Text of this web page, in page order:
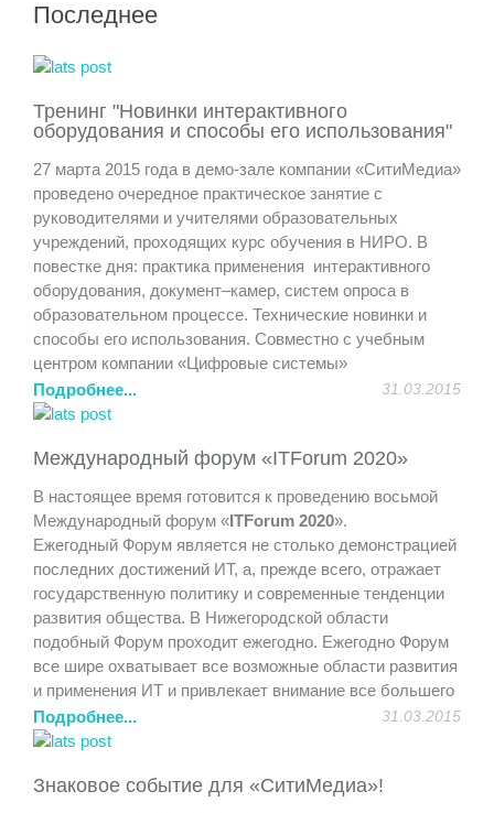
Последнее
Тренинг "Новинки интерактивного
оборудования и способы его использования"
27 марта 2015 года в демо-зале компании «СитиМедиа»
проведено очередное практическое занятие с
руководителями и учителями образовательных
учреждений, проходящих курс обучения в НИРО. В
повестке дня: практика применения интерактивного
оборудования, документ–камер, систем опроса в
образовательном процессе. Технические новинки и
способы его использования. Совместно с учебным
центром компании «Цифровые системы»
продемонстрирована возможность дистанционного
обучения и совместная работа над проектами.
удовольствие от общения.
Подробнее... 31.03.2015
Международный форум «ITForum 2020»
В настоящее время готовится к проведению восьмой
Международный форум «ITForum 2020».
Ежегодный Форум является не столько демонстрацией
последних достижений ИТ, а, прежде всего, отражает
государственную политику и современные тенденции
развития общества. В Нижегородской области
подобный Форум проходит ежегодно. Ежегодно Форум
все шире охватывает все возможные области развития
и применения ИТ и привлекает внимание все большего
количества участников.
для организаций и участников. Мероприятия Форума
Подробнее... 31.03.2015
Знаковое событие для «СитиМедиа»!